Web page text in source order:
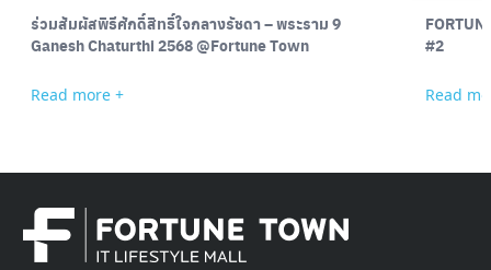
ร่วมสัมผัสพิธีศักดิ์สิทธิ์ใจกลางรัชดา – พระราม 9
Ganesh Chaturthi 2568 @Fortune Town
Read more +
#2
Read